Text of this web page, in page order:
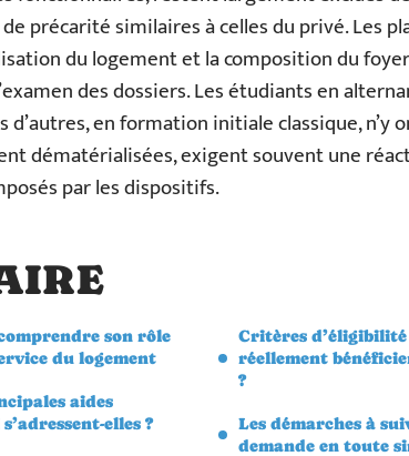
précarité similaires à celles du privé. Les
du logement et la composition du
des dossiers. Les étudiants en
d’autres, en formation initiale classique, n’y
dématérialisées, exigent souvent une
par les dispositifs.
son rôle
du logement
aides
elles ?
Critères
réellement
?
Les démarches à
demande en toute